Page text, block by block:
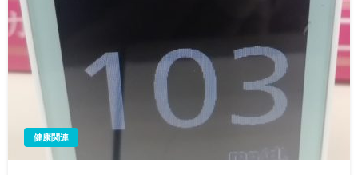
健康関連